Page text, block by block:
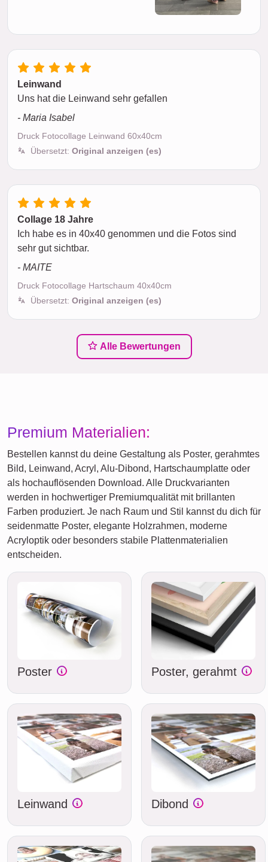
Leinwand
Uns hat die Leinwand sehr gefallen
- Maria Isabel
Druck Fotocollage Leinwand 60x40cm
Übersetzt: Original anzeigen (es)
Collage 18 Jahre
Ich habe es in 40x40 genommen und die Fotos sind
sehr gut sichtbar.
- MAITE
Druck Fotocollage Hartschaum 40x40cm
Übersetzt: Original anzeigen (es)
Alle Bewertungen
Premium Materialien:
Bestellen kannst du deine Gestaltung als Poster, gerahmtes
Bild, Leinwand, Acryl, Alu-Dibond, Hartschaumplatte oder
als hochauflösenden Download. Alle Druckvarianten
werden in hochwertiger Premiumqualität mit brillanten
Farben produziert. Je nach Raum und Stil kannst du dich für
seidenmatte Poster, elegante Holzrahmen, moderne
Acryloptik oder besonders stabile Plattenmaterialien
entscheiden.
Poster Poster, gerahmt
Leinwand Dibond